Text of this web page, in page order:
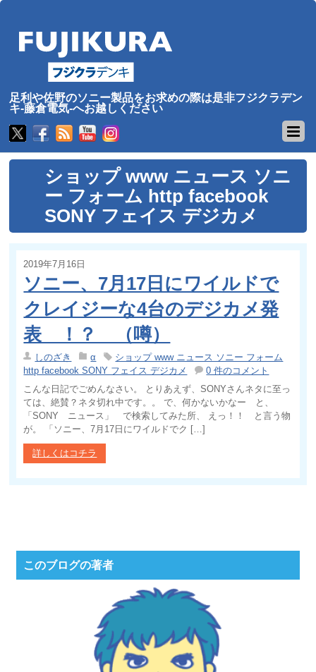
足利や佐野のソニー製品をお求めの際は是非フジクラデン
キ-藤倉電気-へお越しください
ショップ www ニュース ソニ
ー フォーム http facebook
SONY フェイス デジカメ
2019年7月16日
ソニー、7月17日にワイルドで
クレイジーな4台のデジカメ発
表 ！？ （噂）
しのざき α
ショップ www ニュース ソニー フォーム
http facebook SONY フェイス デジカメ
0 件のコメント
こんな日記でごめんなさい。 とりあえず、SONYさんネタに至っ
ては、絶賛？ネタ切れ中です。。 で、何かないかなー と、
「SONY ニュース」 で検索してみた所、 えっ！！ と言う物
が。 「ソニー、7月17日にワイルドでク […]
詳しくはコチラ
このブログの著者